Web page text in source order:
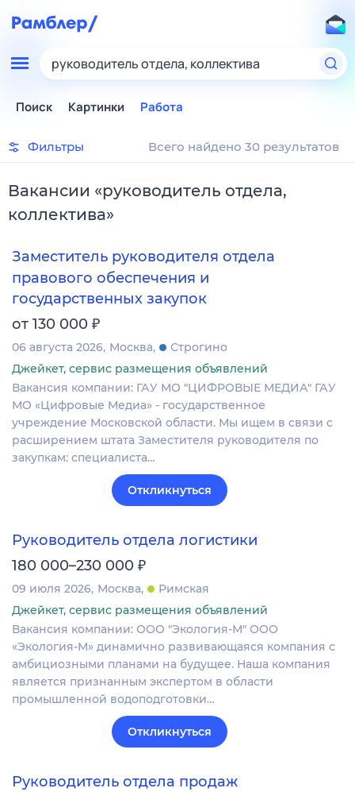
руководитель отдела, коллектива
Поиск Картинки Работа
Фильтры Всего найдено 30 результатов
Вакансии «руководитель отдела,
коллектива»
Заместитель руководителя отдела
правового обеспечения и
государственных закупок
от 130 000 ₽
06 августа 2026 Москва
Строгино
Джейкет, сервис размещения объявлений
Вакансия компании: ГАУ МО "ЦИФРОВЫЕ МЕДИА" ГАУ
МО «Цифровые Медиа» - государственное
учреждение Московской области. Мы ищем в связи с
расширением штата Заместителя руководителя по
закупкам: специалиста…
Откликнуться
Руководитель отдела логистики
180 000–230 000 ₽
09 июля 2026 Москва
Римская
Джейкет, сервис размещения объявлений
Вакансия компании: ООО "Экология-М" ООО
«Экология-М» динамично развивающаяся компания с
амбициозными планами на будущее. Наша компания
является признанным экспертом в области
промышленной водоподготовки…
Откликнуться
Руководитель отдела продаж